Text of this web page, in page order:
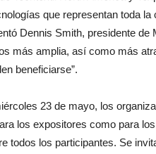
que representan toda
Dennis Smith, presidente
más amplia, así como más
beneficiarse”.
23 de mayo, los
los expositores como para
todos los participantes. Se